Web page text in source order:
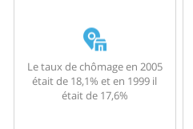
Le taux de chômage en 2005
était de 18,1% et en 1999 il
était de 17,6%